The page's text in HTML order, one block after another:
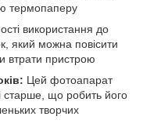
термопаперу
використання до
який можна повісити
пристрою
Цей фотоапарат
і старше, що робить його
творчих